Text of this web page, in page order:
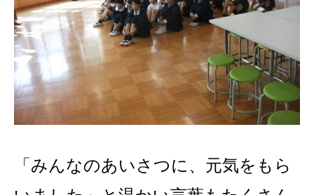
「みんなのあいさつに、元気をもら